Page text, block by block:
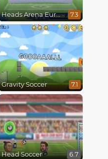
Heads Arena Euro Soccer 7.3
Gravity Soccer 7.1
Head Soccer 6.7